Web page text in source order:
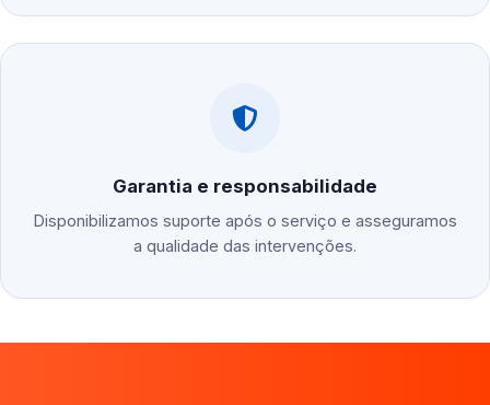
Garantia e responsabilidade
Disponibilizamos suporte após o serviço e asseguramos
a qualidade das intervenções.